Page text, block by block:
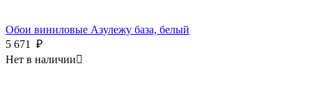
Обои виниловые Азулежу база, белый
5 671
₽
Нет в наличии